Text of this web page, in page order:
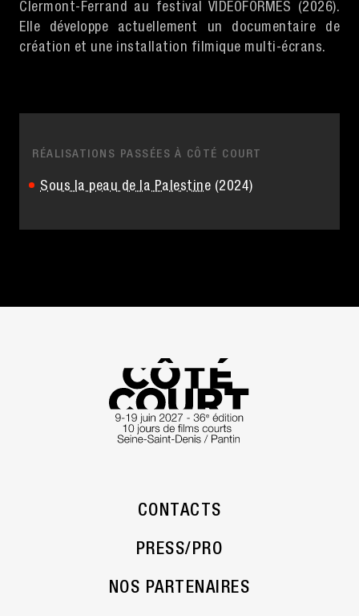
Clermont-Ferrand au festival VIDEOFORMES (2026).
Elle développe actuellement un documentaire de
création et une installation filmique multi-écrans.
RÉALISATIONS PASSÉES À CÔTÉ COURT
Sous la peau de la Palestine (2024)
CONTACTS
PRESS/PRO
NOS PARTENAIRES